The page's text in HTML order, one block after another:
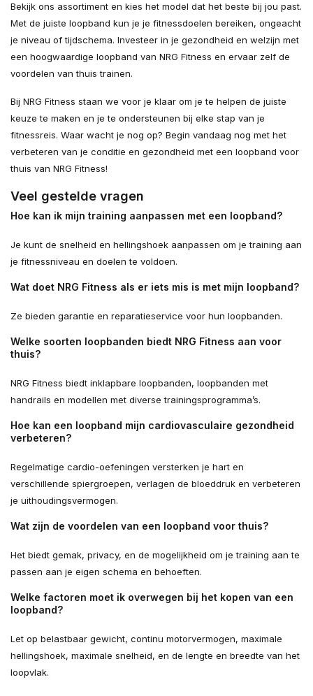
Bekijk ons assortiment en kies het model dat het beste bij jou past.
Met de juiste loopband kun je je fitnessdoelen bereiken, ongeacht
je niveau of tijdschema. Investeer in je gezondheid en welzijn met
een hoogwaardige loopband van NRG Fitness en ervaar zelf de
voordelen van thuis trainen.
Bij NRG Fitness staan we voor je klaar om je te helpen de juiste
keuze te maken en je te ondersteunen bij elke stap van je
fitnessreis. Waar wacht je nog op? Begin vandaag nog met het
verbeteren van je conditie en gezondheid met een loopband voor
thuis van NRG Fitness!
Veel gestelde vragen
Hoe kan ik mijn training aanpassen met een loopband?
Je kunt de snelheid en hellingshoek aanpassen om je training aan
je fitnessniveau en doelen te voldoen.
Wat doet NRG Fitness als er iets mis is met mijn loopband?
Ze bieden garantie en reparatieservice voor hun loopbanden.
Welke soorten loopbanden biedt NRG Fitness aan voor
thuis?
NRG Fitness biedt inklapbare loopbanden, loopbanden met
handrails en modellen met diverse trainingsprogramma’s.
Hoe kan een loopband mijn cardiovasculaire gezondheid
verbeteren?
Regelmatige cardio-oefeningen versterken je hart en
verschillende spiergroepen, verlagen de bloeddruk en verbeteren
je uithoudingsvermogen.
Wat zijn de voordelen van een loopband voor thuis?
Het biedt gemak, privacy, en de mogelijkheid om je training aan te
passen aan je eigen schema en behoeften.
Welke factoren moet ik overwegen bij het kopen van een
loopband?
Let op belastbaar gewicht, continu motorvermogen, maximale
hellingshoek, maximale snelheid, en de lengte en breedte van het
loopvlak.